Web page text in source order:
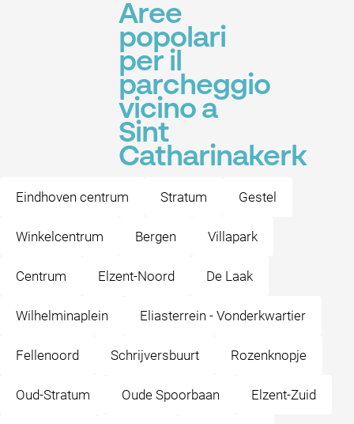
Aree
popolari
per il
parcheggio
vicino a
Sint
Catharinakerk
Eindhoven centrum Stratum Gestel
Winkelcentrum Bergen Villapark
Centrum Elzent-Noord De Laak
Wilhelminaplein Eliasterrein - Vonderkwartier
Fellenoord Schrijversbuurt Rozenknopje
Oud-Stratum Oude Spoorbaan Elzent-Zuid